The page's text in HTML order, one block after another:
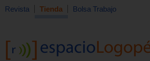
Revista Tienda Bolsa Trabajo